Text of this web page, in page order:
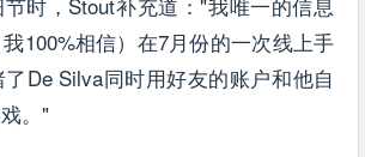
100%相信）在7月份的一次线上手
De Silva同时用好友的账户和他自
。"